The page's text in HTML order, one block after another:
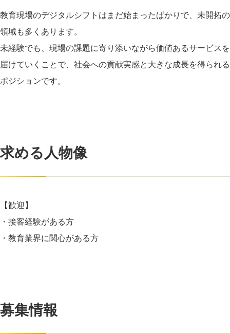
教育現場のデジタルシフトはまだ始まったばかりで、未開拓の
領域も多くあります。
未経験でも、現場の課題に寄り添いながら価値あるサービスを
届けていくことで、社会への貢献実感と大きな成長を得られる
ポジションです。
求める人物像
【歓迎】
・接客経験がある方
・教育業界に関心がある方
募集情報